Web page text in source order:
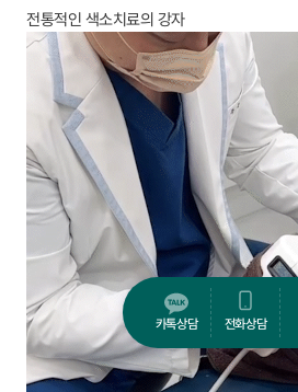
전통적인 색소치료의 강자
카톡상담 전화상담